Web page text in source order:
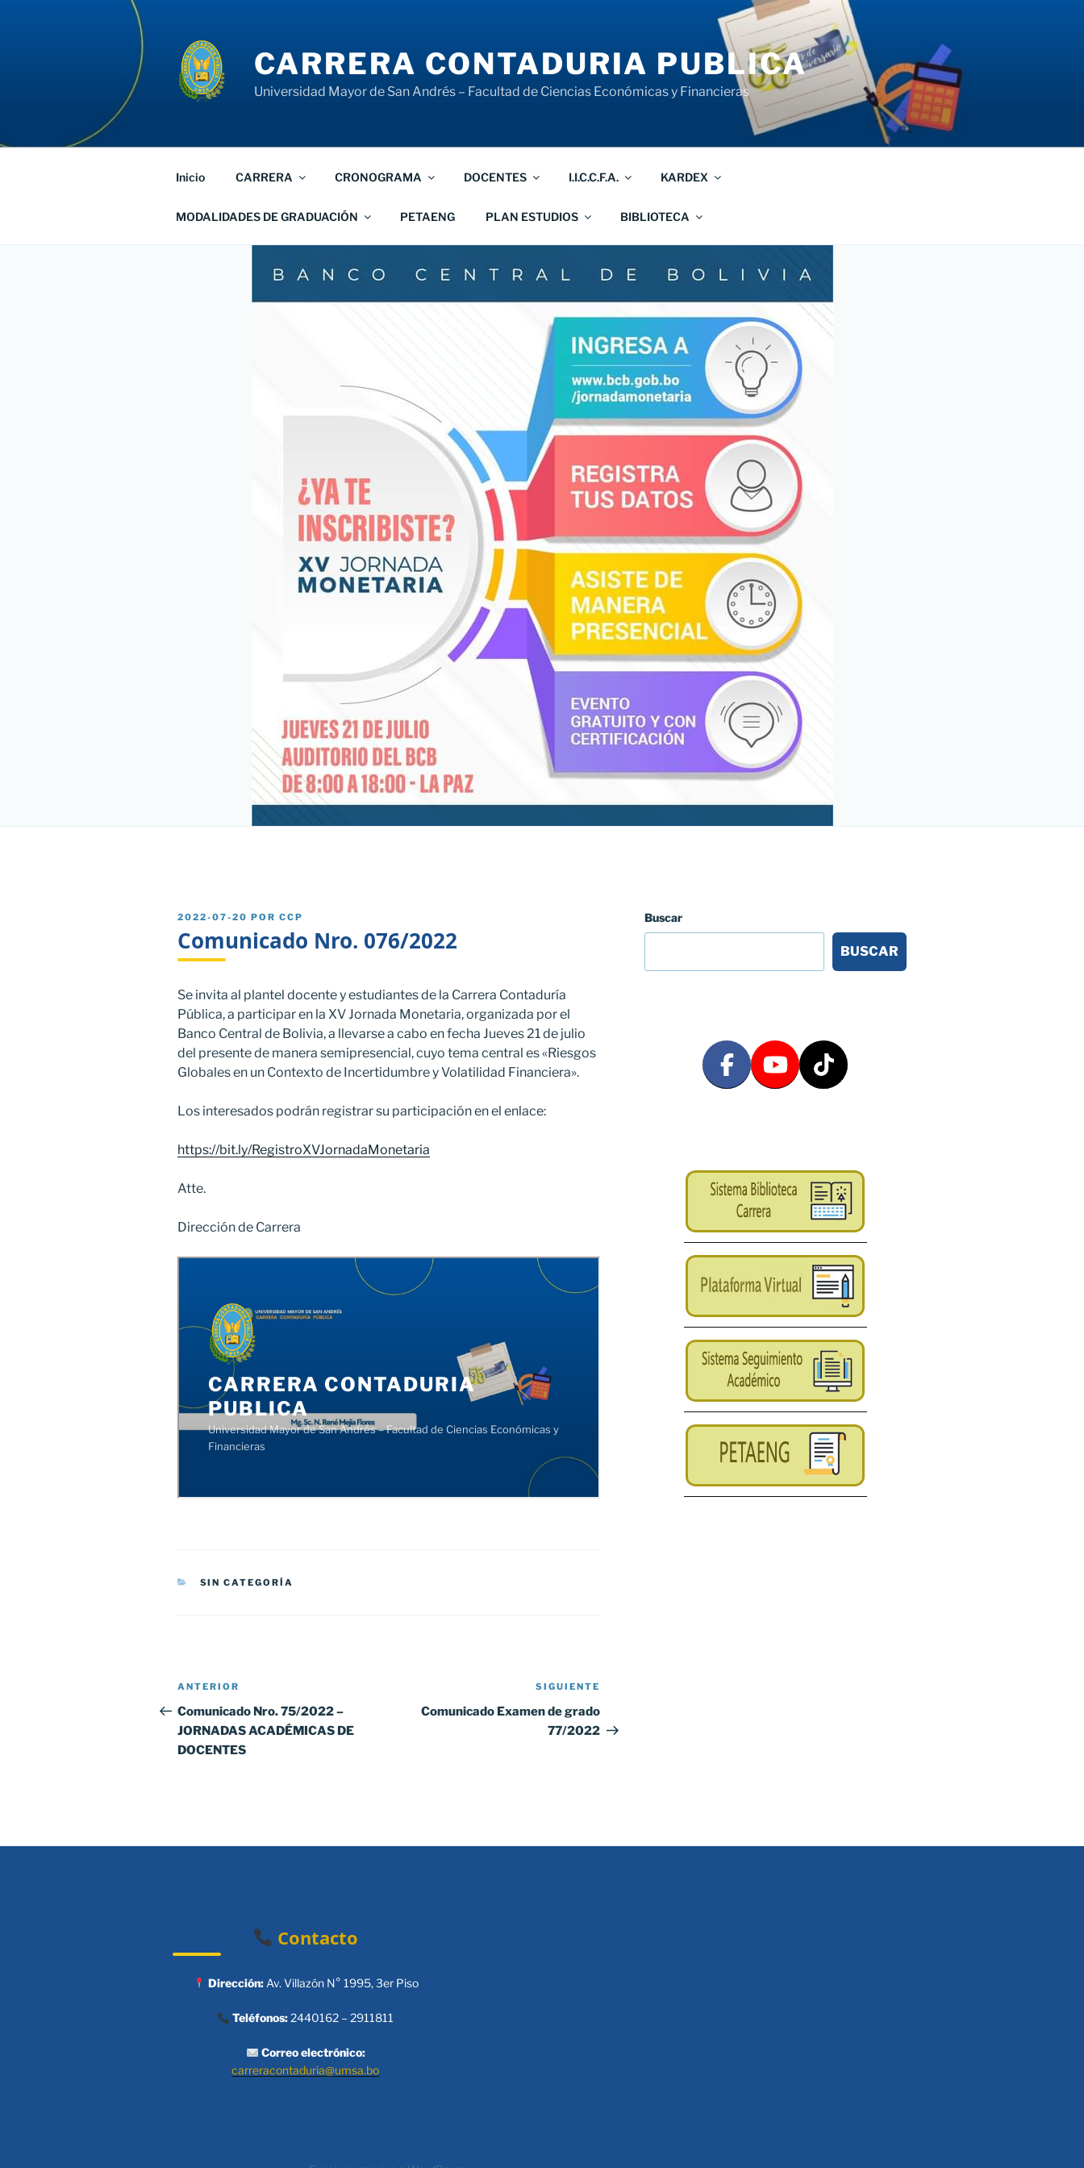
CARRERA CONTADURIA PUBLICA
Universidad Mayor de San Andrés – Facultad de Ciencias Económicas y Financieras
Inicio CARRERA CRONOGRAMA DOCENTES I.I.C.C.F.A. KARDEX
MODALIDADES DE GRADUACIÓN PETAENG PLAN ESTUDIOS BIBLIOTECA
PUBLICADO
2022-07-20 POR CCP
Comunicado Nro. 076/2022
Se invita al plantel docente y estudiantes de la Carrera Contaduría
Pública, a participar en la XV Jornada Monetaria, organizada por el
Banco Central de Bolivia, a llevarse a cabo en fecha Jueves 21 de julio
del presente de manera semipresencial, cuyo tema central es «Riesgos
Globales en un Contexto de Incertidumbre y Volatilidad Financiera».
Los interesados podrán registrar su participación en el enlace:
https://bit.ly/RegistroXVJornadaMonetaria
Atte.
Dirección de Carrera
CATEGORÍAS
SIN CATEGORÍA
Navegación
de
entradas
Entrada
anterior:
ANTERIOR
Comunicado Nro. 75/2022 –
JORNADAS ACADÉMICAS DE
DOCENTES
entrada
SIGUIENTE
Comunicado Examen de grado
77/2022
Buscar
BUSCAR
Contacto
Dirección:Av. Villazón N° 1995, 3er Piso
Teléfonos:2440162 – 2911811
Correo electrónico:
carreracontaduria@umsa.bo